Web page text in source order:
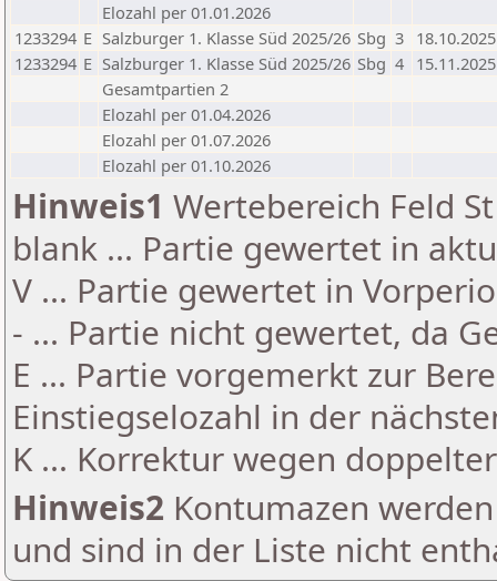
Elozahl per 01.01.2026
1233294 E Salzburger 1. Klasse Süd 2025/26 Sbg 3 18.10.2025
1233294 E Salzburger 1. Klasse Süd 2025/26 Sbg 4 15.11.2025
Gesamtpartien 2
Elozahl per 01.04.2026
Elozahl per 01.07.2026
Elozahl per 01.10.2026
Hinweis1 Wertebereich Feld
blank ... Partie gewertet in
V ... Partie gewertet in
- ... Partie nicht gewertet, da
E ... Partie vorgemerkt zur
Einstiegselozahl in der
K ... Korrektur wegen
Hinweis2 Kontumazen
und sind in der Liste nicht